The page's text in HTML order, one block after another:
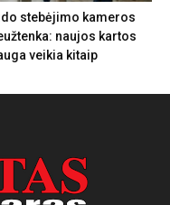
stebėjimo kameros
naujos kartos
veikia kitaip